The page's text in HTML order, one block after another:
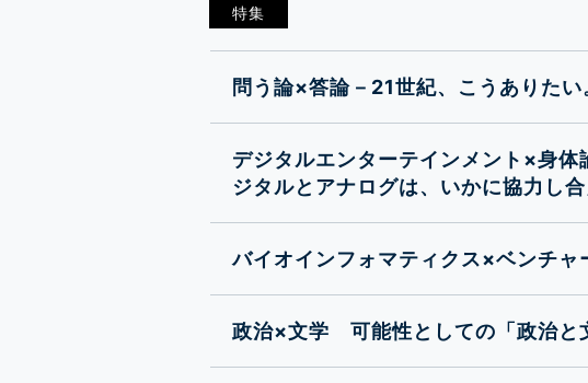
特集
問う論×答論－21世紀、こうありたい
デジタルエンターテインメント×身
ジタルとアナログは、いかに協力し
バイオインフォマティクス×ベンチ
政治×文学 可能性としての「政治と